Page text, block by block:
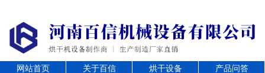
网站首页 关于百信 烘干设备
产品问答